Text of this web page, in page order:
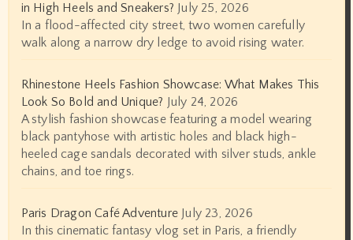
in High Heels and Sneakers? July 25, 2026
In a flood-affected city street, two women carefully
walk along a narrow dry ledge to avoid rising water.
Rhinestone Heels Fashion Showcase: What Makes This
Look So Bold and Unique? July 24, 2026
A stylish fashion showcase featuring a model wearing
black pantyhose with artistic holes and black high-
heeled cage sandals decorated with silver studs, ankle
chains, and toe rings.
Paris Dragon Café Adventure July 23, 2026
In this cinematic fantasy vlog set in Paris, a friendly